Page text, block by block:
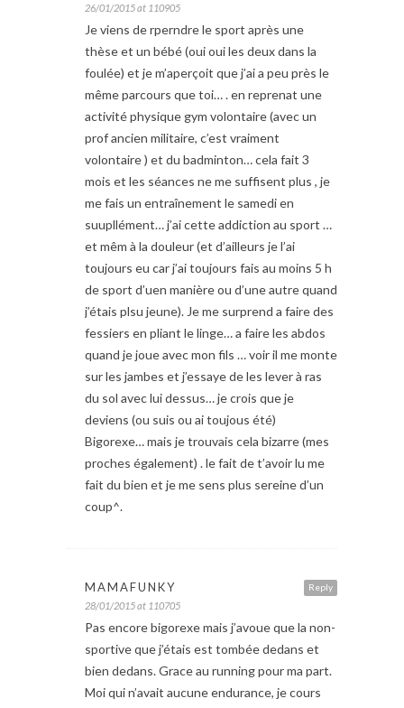
26/01/2015 at 110905
Je viens de rperndre le sport après une
thèse et un bébé (oui oui les deux dans la
foulée) et je m’aperçoit que j’ai a peu près le
même parcours que toi… . en reprenat une
activité physique gym volontaire (avec un
prof ancien militaire, c’est vraiment
volontaire ) et du badminton… cela fait 3
mois et les séances ne me suffisent plus , je
me fais un entraînement le samedi en
suupllément… j’ai cette addiction au sport …
et mêm à la douleur (et d’ailleurs je l’ai
toujours eu car j’ai toujours fais au moins 5 h
de sport d’uen manière ou d’une autre quand
j’étais plsu jeune). Je me surprend a faire des
fessiers en pliant le linge… a faire les abdos
quand je joue avec mon fils … voir il me monte
sur les jambes et j’essaye de les lever à ras
du sol avec lui dessus… je crois que je
deviens (ou suis ou ai toujous été)
Bigorexe… mais je trouvais cela bizarre (mes
proches également) . le fait de t’avoir lu me
fait du bien et je me sens plus sereine d’un
coup^.
Reply
MAMAFUNKY
28/01/2015 at 110705
Pas encore bigorexe mais j’avoue que la non-
sportive que j’étais est tombée dedans et
bien dedans. Grace au running pour ma part.
Moi qui n’avait aucune endurance, je cours